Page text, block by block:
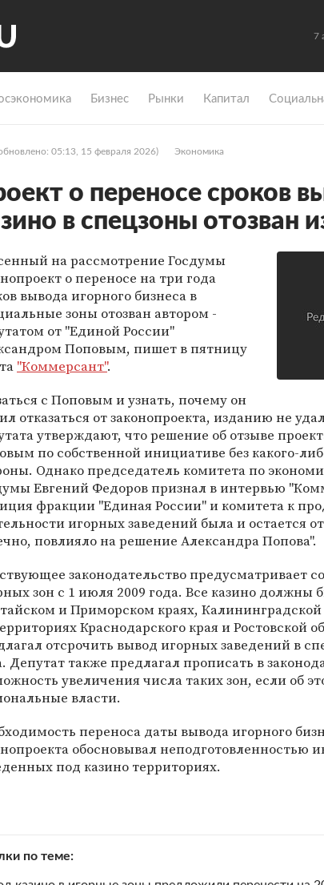
7
Бизнес Рынки Капитал
05:13, 15 февраля 2026) Экономика
о переносе сроков
в спецзоны отозван
на рассмотрение Госдумы
о переносе на три года
вывода игорного бизнеса в
зоны отозван автором -
от "Единой России"
Поповым, пишет в пятницу
"Коммерсант".
с Поповым и узнать, почему он
отказаться от законопроекта, изданию не
утверждают, что решение об отзыве
по собственной инициативе без какого-
Однако председатель комитета по
Евгений Федоров признал в интервью
фракции "Единая России" и комитета к
игорных заведений была и остается
повлияло на решение Александра Попова".
законодательство предусматривает
зон с 1 июля 2009 года. Все казино должны
и Приморском краях,
Краснодарского края и Ростовской
отсрочить вывод игорных заведений в
Депутат также предлагал прописать в
увеличения числа таких зон, если об
власти.
переноса даты вывода игорного
обосновывал неподготовленностью
под казино территориях.
по теме